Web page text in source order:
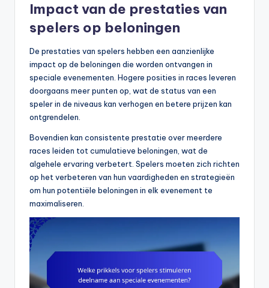
Impact van de prestaties van
spelers op beloningen
De prestaties van spelers hebben een aanzienlijke
impact op de beloningen die worden ontvangen in
speciale evenementen. Hogere posities in races leveren
doorgaans meer punten op, wat de status van een
speler in de niveaus kan verhogen en betere prijzen kan
ontgrendelen.
Bovendien kan consistente prestatie over meerdere
races leiden tot cumulatieve beloningen, wat de
algehele ervaring verbetert. Spelers moeten zich richten
op het verbeteren van hun vaardigheden en strategieën
om hun potentiële beloningen in elk evenement te
maximaliseren.